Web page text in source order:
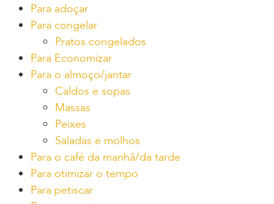
Para adoçar
Para congelar
Pratos congelados
Para Economizar
Para o almoço/jantar
Caldos e sopas
Massas
Peixes
Saladas e molhos
Para o café da manhã/da tarde
Para otimizar o tempo
Para petiscar